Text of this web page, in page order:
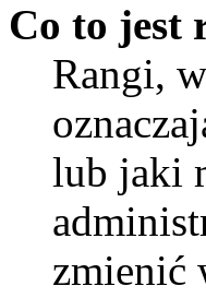
Co to jest
Rangi,
lub jaki
zmienić